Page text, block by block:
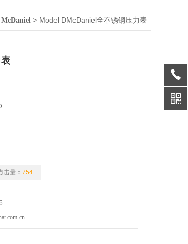
McDaniel > Model DMcDaniel全不锈钢压力表
击量： 754